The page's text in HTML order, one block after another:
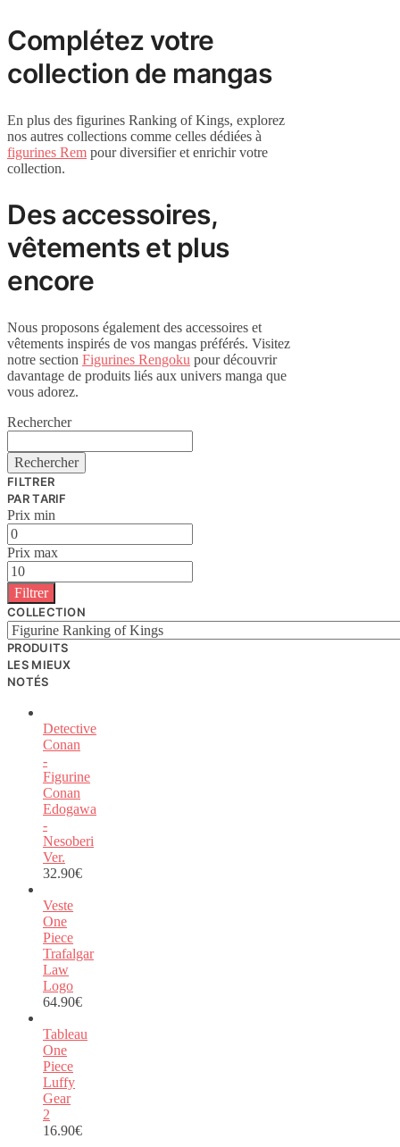
Complétez votre
collection de mangas
En plus des figurines Ranking of Kings, explorez
nos autres collections comme celles dédiées à
figurines Rem pour diversifier et enrichir votre
collection.
Des accessoires,
vêtements et plus
encore
Nous proposons également des accessoires et
vêtements inspirés de vos mangas préférés. Visitez
notre section Figurines Rengoku pour découvrir
davantage de produits liés aux univers manga que
vous adorez.
Rechercher
Rechercher
FILTRER
PAR TARIF
Prix min
Prix max
Filtrer
COLLECTION
PRODUITS
LES MIEUX
NOTÉS
Detective
Conan
-
Figurine
Conan
Edogawa
-
Nesoberi
Ver.
32.90€
Veste
One
Piece
Trafalgar
Law
Logo
64.90€
Tableau
One
Piece
Luffy
Gear
2
16.90€